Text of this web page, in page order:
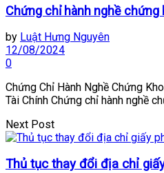
Chứng chỉ hành nghề chứng
by Luật Hưng Nguyên
12/08/2024
0
Chứng Chỉ Hành Nghề Chứng
Tài Chính Chứng chỉ hành nghề
Next Post
Thủ tục thay đổi địa chỉ